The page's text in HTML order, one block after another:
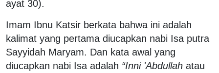
ayat 30).
Imam Ibnu Katsir berkata bahwa ini adalah
kalimat yang pertama diucapkan nabi Isa putra
Sayyidah Maryam. Dan kata awal yang
diucapkan nabi Isa adalah “Inni 'Abdullah atau